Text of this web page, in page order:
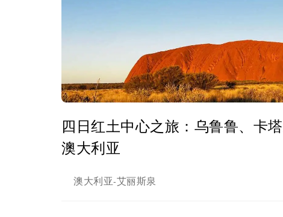
四日红土中心之旅：乌鲁鲁、卡
澳大利亚
澳大利亚-艾丽斯泉